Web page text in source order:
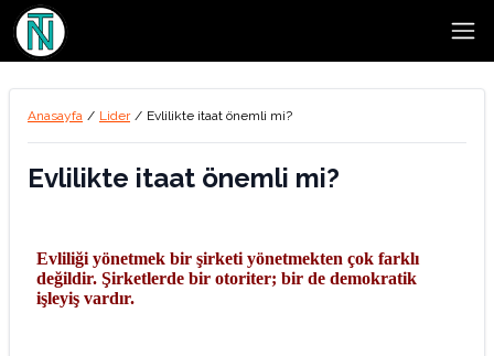
Anasayfa / Lider / Evlilikte itaat önemli mi?
Evlilikte itaat önemli mi?
Evliliği yönetmek bir şirketi yönetmekten çok farklı
değildir. Şirketlerde bir otoriter; bir de demokratik
işleyiş vardır.